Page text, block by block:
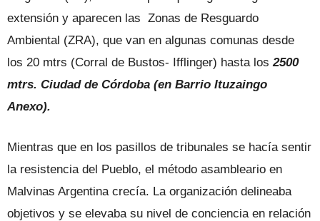
extensión y aparecen las Zonas de Resguardo
Ambiental (ZRA), que van en algunas comunas desde
los 20 mtrs (Corral de Bustos- Ifflinger) hasta los 2500
mtrs. Ciudad de Córdoba (en Barrio Ituzaingo
Anexo).
Mientras que en los pasillos de tribunales se hacía sentir
la resistencia del Pueblo, el método asambleario en
Malvinas Argentina crecía. La organización delineaba
objetivos y se elevaba su nivel de conciencia en relación